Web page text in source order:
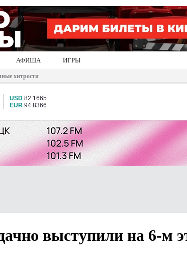
АФИША ИГРЫ
хитрости
USD 82.1665
EUR 94.8366
выступили на 6-м